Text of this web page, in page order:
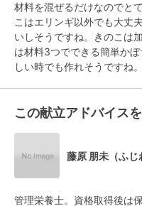
材料を混ぜるだけなのでと
こはエリンギ以外でも大丈
いしそうですね。きのこは
は材料3つでできる簡単か
しい時でも作れそうですね。
この献立アドバイス
藤原 朋未（ふじ
管理栄養士。資格取得後は